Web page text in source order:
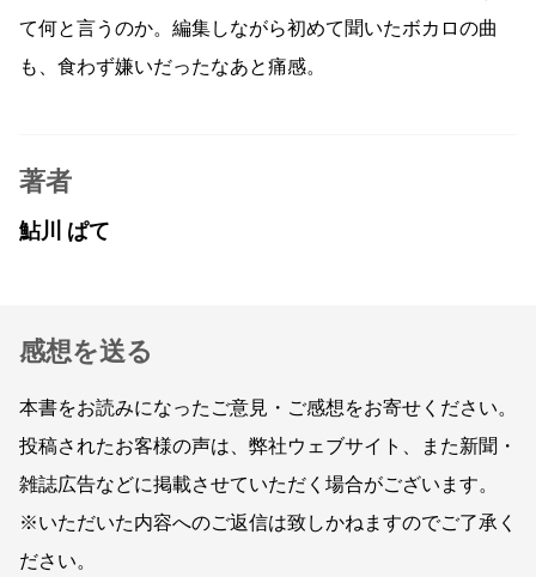
て何と言うのか。編集しながら初めて聞いたボカロの曲
も、食わず嫌いだったなあと痛感。
著者
鮎川 ぱて
感想を送る
本書をお読みになったご意見・ご感想をお寄せください。
投稿されたお客様の声は、弊社ウェブサイト、また新聞・
雑誌広告などに掲載させていただく場合がございます。
※いただいた内容へのご返信は致しかねますのでご了承く
ださい。